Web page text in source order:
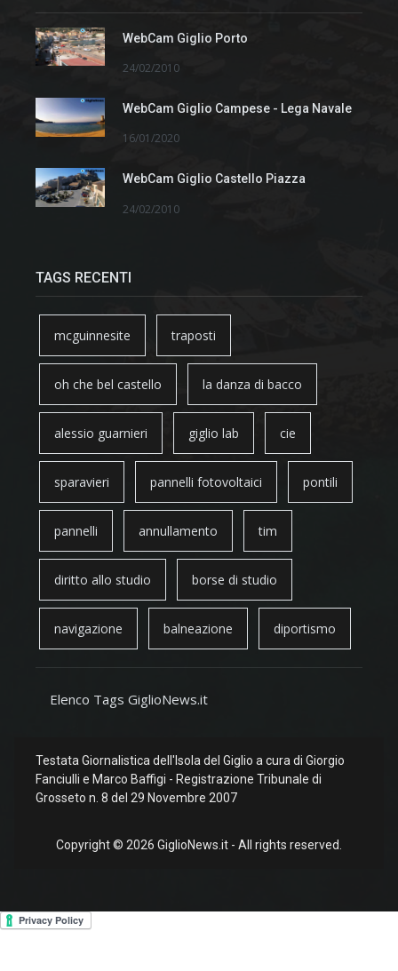
WebCam Giglio Porto
24/02/2010
WebCam Giglio Campese - Lega Navale
16/01/2020
WebCam Giglio Castello Piazza
24/02/2010
TAGS RECENTI
mcguinnesite traposti
oh che bel castello la danza di bacco
alessio guarnieri giglio lab cie
sparavieri pannelli fotovoltaici pontili
pannelli annullamento tim
diritto allo studio borse di studio
navigazione balneazione diportismo
Elenco Tags GiglioNews.it
Testata Giornalistica dell'Isola del Giglio a cura di Giorgio
Fanciulli e Marco Baffigi - Registrazione Tribunale di
Grosseto n. 8 del 29 Novembre 2007
Copyright © 2026 GiglioNews.it - All rights reserved.